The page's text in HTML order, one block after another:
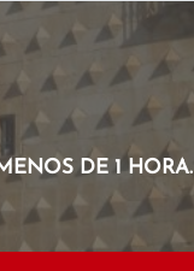
DE 1 HORA.